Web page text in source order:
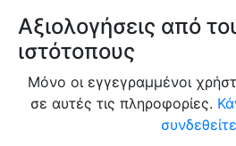
Αξιολογήσεις από
ιστότοπους
Μόνο οι εγγεγραμμένοι
σε αυτές τις πληροφορίες.